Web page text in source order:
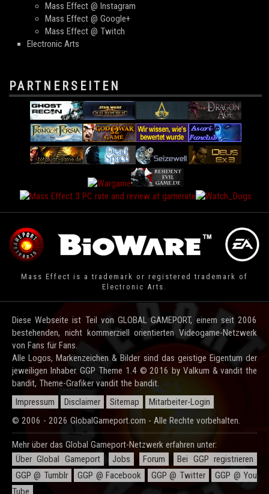
Mass Effect @ Instagram
Mass Effect @ Google+
Mass Effect @ Twitch
Electronic Arts
PARTNERSEITEN
Mass Effect is a trademark or registered trademark of
Electronic Arts.
Diese Webseite ist Teil von GLOBAL GAMEPORT, einem seit 2006
bestehenden, nicht kommerziell orientierten Videogame-Netzwerk
von Fans für Fans.
Alle Logos, Markenzeichen & Bilder sind das geistige Eigentum der
jeweiligen Inhaber. GGP Theme 1.4 © 2016 by Valkum & vandit the
bandit, Theme-Grafiker vandit the bandit.
Impressum
Disclaimer Sitemap
Mitarbeiter-Login
© 2006 - 2026 GlobalGameport.com - Alle Rechte vorbehalten.
Mehr über das Global Gameport-Netzwerk erfahren unter:
Über Global Gameport
Jobs Forum
Bei GGP registrieren
GGP @ Tumblr
GGP @ Facebook GGP @ Twitter
GGP @ You
Tube